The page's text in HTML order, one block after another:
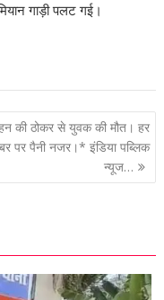
गाड़ी पलट गई।
की ठोकर से युवक की मौत। हर
पर पैनी नजर।* इंडिया पब्लिक
न्यूज…